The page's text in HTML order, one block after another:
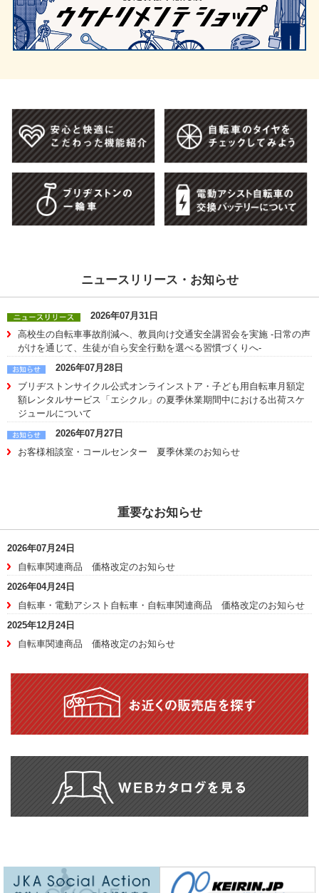
ニュースリリース・お知らせ
2026年07月31日
高校生の自転車事故削減へ、教員向け交通安全講習会を実施 -日常の声
がけを通じて、生徒が自ら安全行動を選べる習慣づくりへ-
2026年07月28日
ブリヂストンサイクル公式オンラインストア・子ども用自転車月額定
額レンタルサービス「エシクル」の夏季休業期間中における出荷スケ
ジュールについて
2026年07月27日
お客様相談室・コールセンター 夏季休業のお知らせ
重要なお知らせ
2026年07月24日
自転車関連商品 価格改定のお知らせ
2026年04月24日
自転車・電動アシスト自転車・自転車関連商品 価格改定のお知らせ
2025年12月24日
自転車関連商品 価格改定のお知らせ